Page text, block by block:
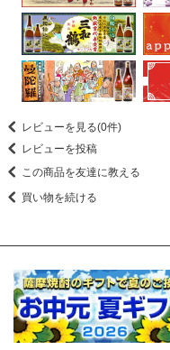
レビューを見る(0件)
レビューを投稿
この商品を友達に教える
買い物を続ける